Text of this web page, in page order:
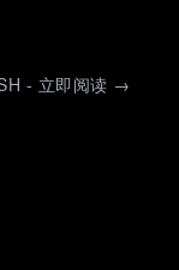
- 立即阅读 →